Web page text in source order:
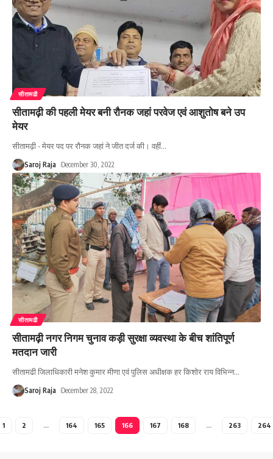
सीतामढी
सीतामढ़ी की पहली मेयर बनी रौनक जहां परवेज एवं आशुतोष बने उप
मेयर
सीतामढ़ी - मेयर पद पर रौनक जहां ने जीत दर्ज की। वहीं…
Saroj Raja December 30, 2022
सीतामढी
सीतामढ़ी नगर निगम चुनाव कड़ी सुरक्षा व्यवस्था के बीच शांतिपूर्ण
मतदान जारी
सीतामढी जिलाधिकारी मनेश कुमार मीणा एवं पुलिस अधीक्षक हर किशोर राय विभिन्न…
Saroj Raja December 28, 2022
1 2 … 164 165 166 167 168 … 263 264